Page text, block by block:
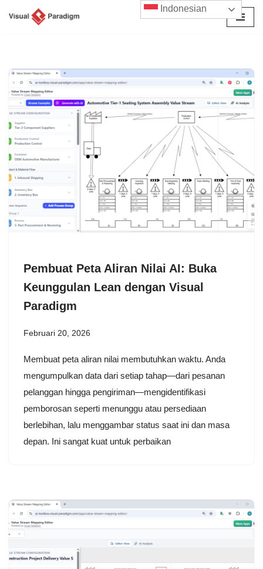
Pembuat Peta Aliran Nilai AI: Buka
Keunggulan Lean dengan Visual
Paradigm
Februari 20, 2026
Membuat peta aliran nilai membutuhkan waktu. Anda
mengumpulkan data dari setiap tahap—dari pesanan
pelanggan hingga pengiriman—mengidentifikasi
pemborosan seperti menunggu atau persediaan
berlebihan, lalu menggambar status saat ini dan masa
depan. Ini sangat kuat untuk perbaikan
Indonesian